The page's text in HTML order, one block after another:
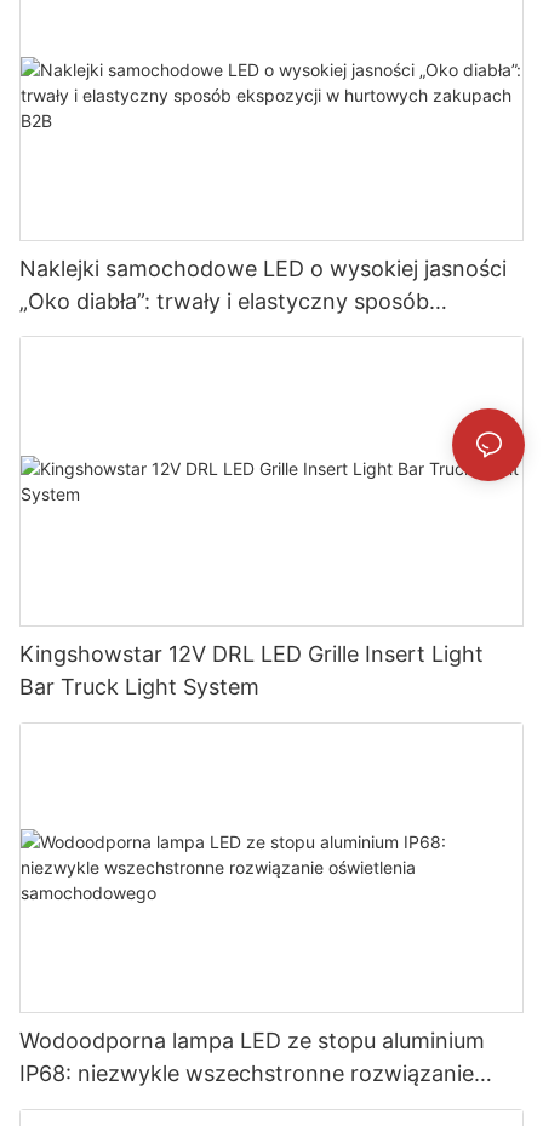
Naklejki samochodowe LED o wysokiej jasności
„Oko diabła”: trwały i elastyczny sposób
ekspozycji w hurtowych zakupach B2B
Kingshowstar 12V DRL LED Grille Insert Light
Bar Truck Light System
Wodoodporna lampa LED ze stopu aluminium
IP68: niezwykle wszechstronne rozwiązanie
oświetlenia samochodowego